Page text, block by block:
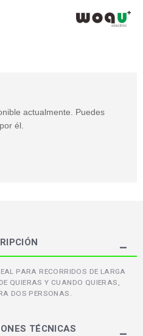
actualmente. Puedes
él.
PARA RECORRIDOS DE LARGA
QUIERAS Y CUANDO QUIERAS,
DOS PERSONAS.
TÉCNICAS